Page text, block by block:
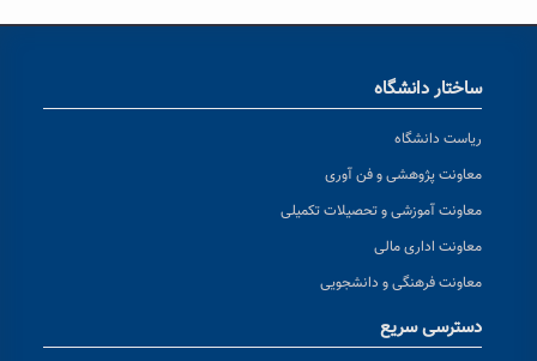
ساختار دانشگاه
ریاست دانشگاه
معاونت پژوهشی و فن آوری
معاونت آموزشی و تحصیلات تکمیلی
معاونت اداری مالی
معاونت فرهنگی و دانشجویی
دسترسی سریع